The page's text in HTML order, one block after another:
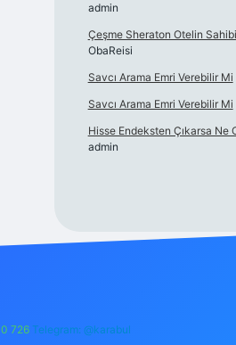
admin
Çeşme Sheraton Otelin
ObaReisi
Savcı Arama Emri Verebilir Mi
Savcı Arama Emri Verebilir Mi
Hisse Endeksten Çıkarsa Ne
admin
726 Telegram: @karabul